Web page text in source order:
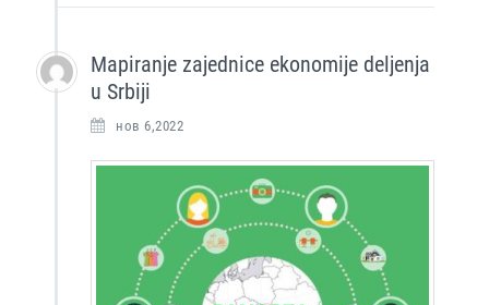
Mapiranje zajednice ekonomije deljenja
u Srbiji
нов 6,2022